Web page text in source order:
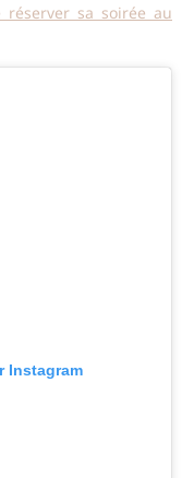
sa soirée au
Instagram